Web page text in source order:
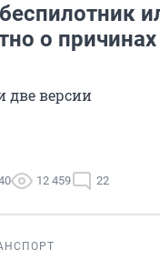
о
две версии
12 459 22